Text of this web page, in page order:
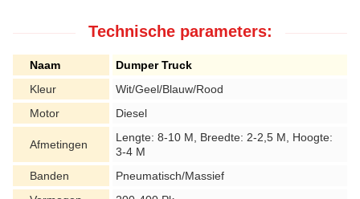
Technische parameters:
Naam
Dumper Truck
Kleur
Wit/Geel/Blauw/Rood
Motor
Diesel
Afmetingen
Lengte: 8-10 M, Breedte: 2-2,5 M, Hoogte:
3-4 M
Banden
Pneumatisch/Massief